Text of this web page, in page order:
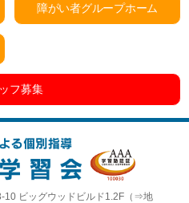
障がい者グループホーム
フ募集
ビッグウッドビルド1.2F（⇒地